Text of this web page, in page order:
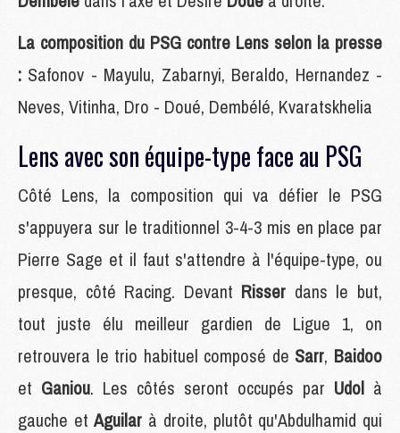
La composition du PSG contre Lens selon la presse
: Safonov - Mayulu, Zabarnyi, Beraldo, Hernandez -
Neves, Vitinha, Dro - Doué, Dembélé, Kvaratskhelia
Lens avec son équipe-type face au PSG
Côté Lens, la composition qui va défier le PSG
s'appuyera sur le traditionnel 3-4-3 mis en place par
Pierre Sage et il faut s'attendre à l'équipe-type, ou
presque, côté Racing. Devant Risser dans le but,
tout juste élu meilleur gardien de Ligue 1, on
retrouvera le trio habituel composé de Sarr, Baidoo
et Ganiou. Les côtés seront occupés par Udol à
gauche etAguilar à droite, plutôt qu'Abdulhamid qui